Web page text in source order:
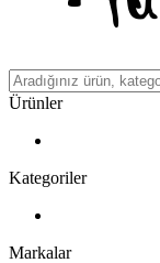
Ürünler
Kategoriler
Markalar